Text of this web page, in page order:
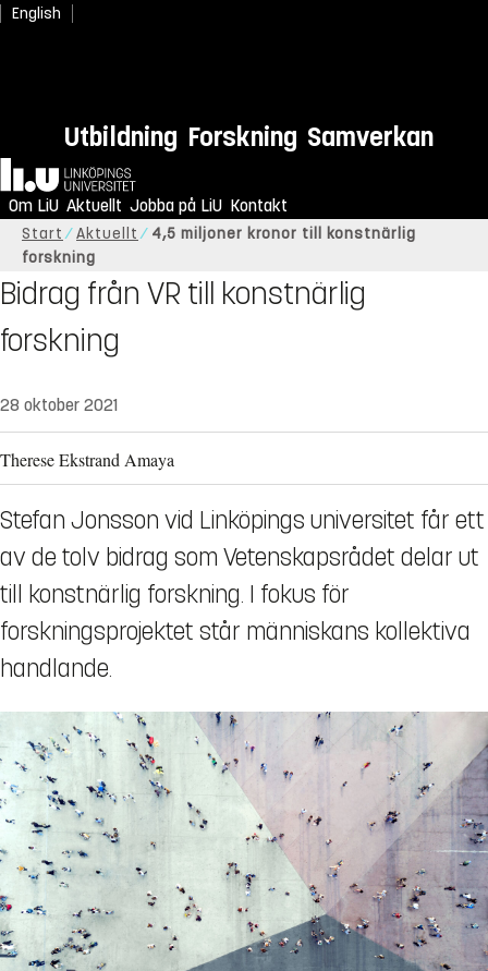
English
Utbildning Forskning Samverkan
Hem
Om LiU Aktuellt Jobba på LiU Kontakt
Start Aktuellt
4,5 miljoner kronor till konstnärlig
forskning
Bidrag från VR till konstnärlig
forskning
28 oktober 2021
Therese Ekstrand Amaya
Stefan Jonsson vid Linköpings universitet får ett
av de tolv bidrag som Vetenskapsrådet delar ut
till konstnärlig forskning. I fokus för
forskningsprojektet står människans kollektiva
handlande.